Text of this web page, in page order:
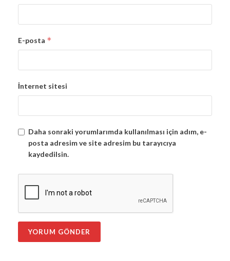
E-posta *
İnternet sitesi
Daha sonraki yorumlarımda kullanılması için adım, e-
posta adresim ve site adresim bu tarayıcıya
kaydedilsin.